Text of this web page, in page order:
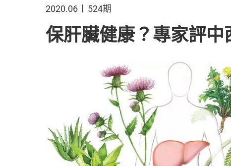
2020.06 524期
保肝臟健康？專家評中